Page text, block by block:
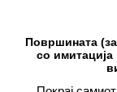
Површината
со имитација